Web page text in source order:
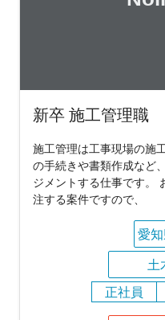
新卒 施工管理職
施工管理は工事現場の施
の手続きや書類作成など
ジメントする仕事です。
注する案件ですので、
愛
土
正社員